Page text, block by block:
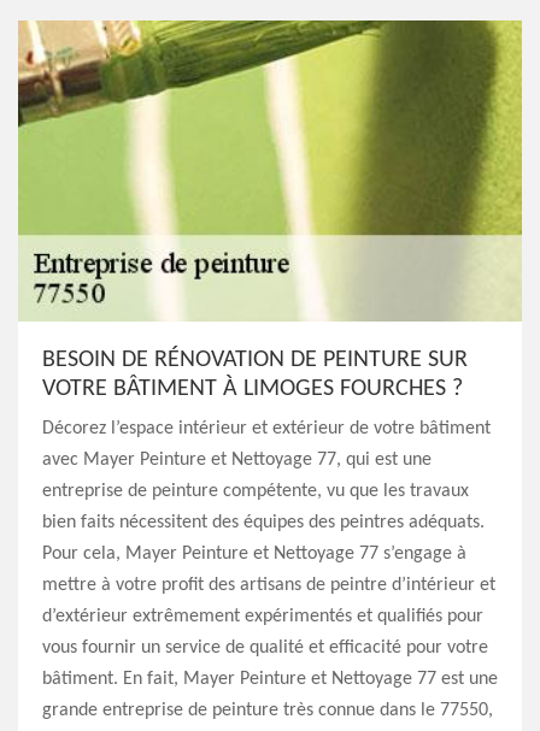
BESOIN DE RÉNOVATION DE PEINTURE SUR
VOTRE BÂTIMENT À LIMOGES FOURCHES ?
Décorez l’espace intérieur et extérieur de votre bâtiment
avec Mayer Peinture et Nettoyage 77, qui est une
entreprise de peinture compétente, vu que les travaux
bien faits nécessitent des équipes des peintres adéquats.
Pour cela, Mayer Peinture et Nettoyage 77 s’engage à
mettre à votre profit des artisans de peintre d’intérieur et
d’extérieur extrêmement expérimentés et qualifiés pour
vous fournir un service de qualité et efficacité pour votre
bâtiment. En fait, Mayer Peinture et Nettoyage 77 est une
grande entreprise de peinture très connue dans le 77550,